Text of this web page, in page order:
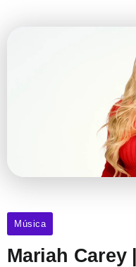
Música
Mariah Carey